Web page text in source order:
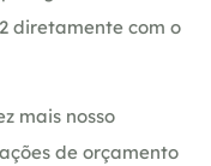
diretamente com o
mais nosso
de orçamento